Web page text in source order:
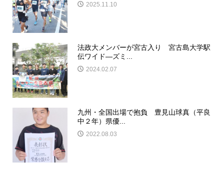
2025.11.10
法政大メンバーが宮古入り 宮古島大学駅
伝ワイド―ズミ...
2024.02.07
九州・全国出場で抱負 豊見山球真（平良
中２年）県優...
2022.08.03